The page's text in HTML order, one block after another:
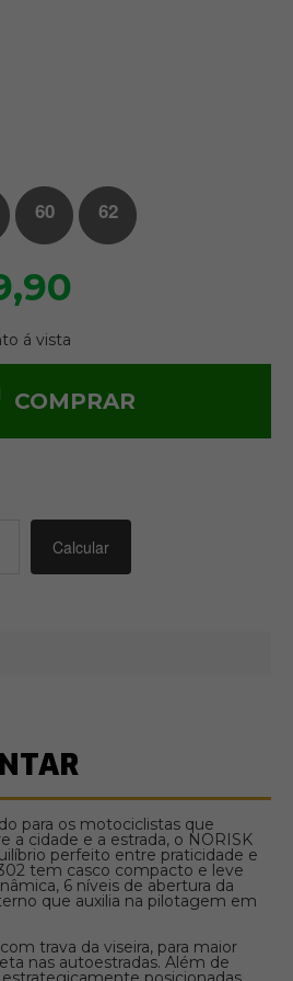
60 62
á vista
COMPRAR
para os motociclistas que
a cidade e a estrada, o NORISK
perfeito entre praticidade e
tem casco compacto e leve
6 níveis de abertura da
que auxilia na pilotagem em
trava da viseira, para maior
nas autoestradas. Além de